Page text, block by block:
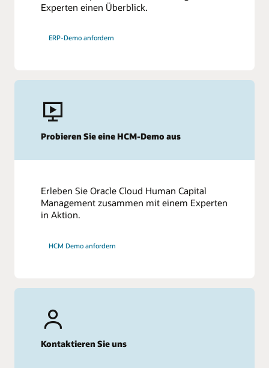
Experten einen Überblick.
ERP-Demo anfordern
Probieren Sie eine HCM-Demo aus
Erleben Sie Oracle Cloud Human Capital
Management zusammen mit einem Experten
in Aktion.
HCM Demo anfordern
Kontaktieren Sie uns